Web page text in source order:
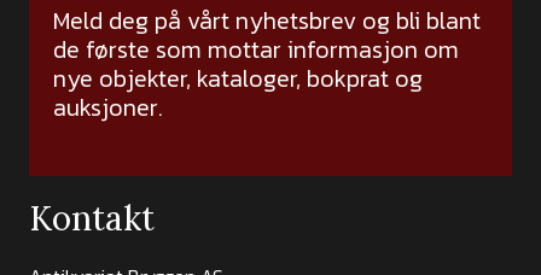
Meld deg på vårt nyhetsbrev og bli blant
de første som mottar informasjon om
nye objekter, kataloger, bokprat og
auksjoner.
Kontakt